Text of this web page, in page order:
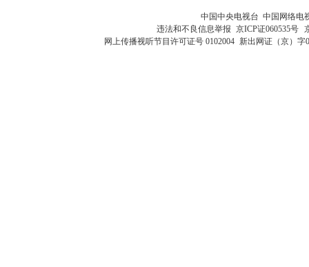
中国中央电视台 中国网络电
违法和不良信息举报 京ICP证060535号
网上传播视听节目许可证号 0102004 新出网证（京）